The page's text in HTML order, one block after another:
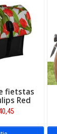
fietstas
Red